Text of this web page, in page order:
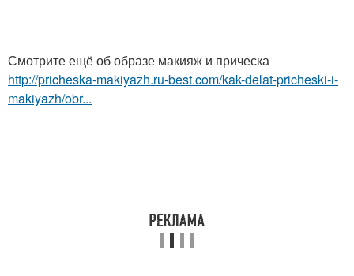
Смотрите ещё об образе макияж и прическа
http://pricheska-makiyazh.ru-best.com/kak-delat-pricheski-i-
makiyazh/obr...